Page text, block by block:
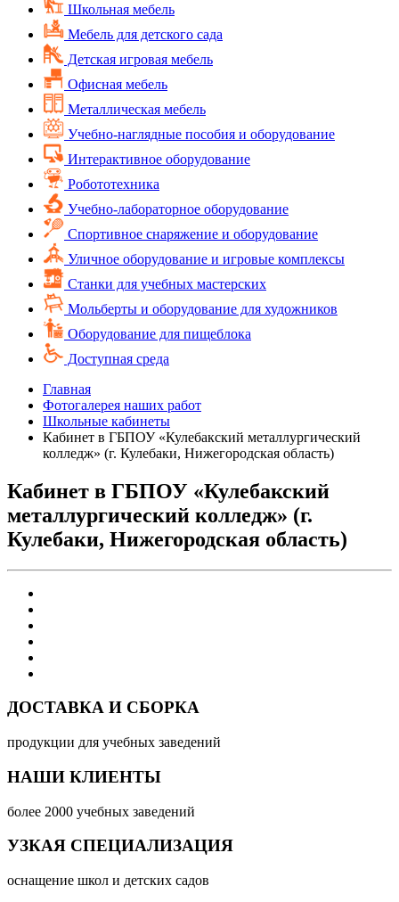
Школьная мебель
Мебель для детского сада
Детская игровая мебель
Офисная мебель
Металлическая мебель
Учебно-наглядные пособия и оборудование
Интерактивное оборудование
Робототехника
Учебно-лабораторное оборудование
Спортивное снаряжение и оборудование
Уличное оборудование и игровые комплексы
Cтанки для учебных мастерских
Мольберты и оборудование для художников
Оборудование для пищеблока
Доступная среда
Главная
Фотогалерея наших работ
Школьные кабинеты
Кабинет в ГБПОУ «Кулебакский металлургический
колледж» (г. Кулебаки, Нижегородская область)
Кабинет в ГБПОУ «Кулебакский
металлургический колледж» (г.
Кулебаки, Нижегородская область)
ДОСТАВКА И СБОРКА
продукции для учебных заведений
НАШИ КЛИЕНТЫ
более 2000 учебных заведений
УЗКАЯ СПЕЦИАЛИЗАЦИЯ
оснащение школ и детских садов